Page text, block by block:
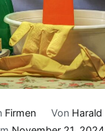
Firmen Von Harald